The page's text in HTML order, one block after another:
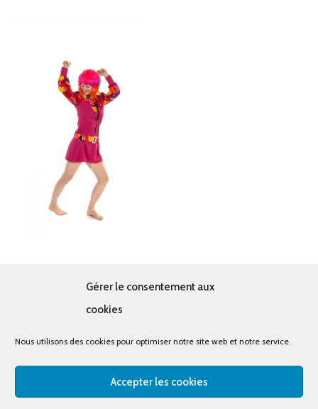
Gérer le consentement aux
cookies
Nous utilisons des cookies pour optimiser notre site web et notre service.
Accepter les cookies
© tous droits réservés - La cabine à costumes x Bout